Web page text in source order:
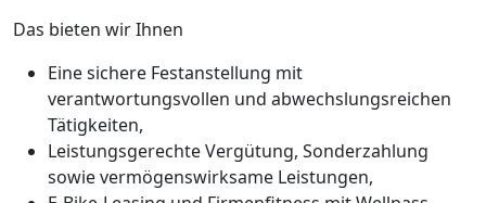
Das bieten wir Ihnen
Eine sichere Festanstellung mit
verantwortungsvollen und abwechslungsreichen
Tätigkeiten,
Leistungsgerechte Vergütung, Sonderzahlung
sowie vermögenswirksame Leistungen,